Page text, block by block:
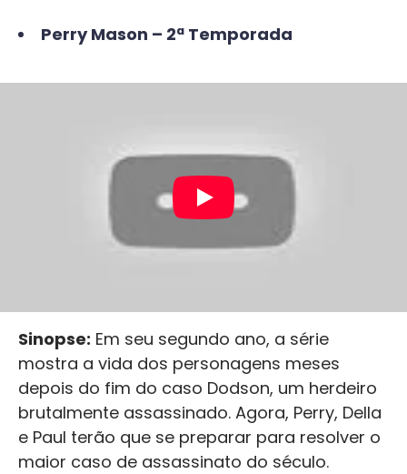
Perry Mason – 2ª Temporada
Sinopse: Em seu segundo ano, a série
mostra a vida dos personagens meses
depois do fim do caso Dodson, um herdeiro
brutalmente assassinado. Agora, Perry, Della
e Paul terão que se preparar para resolver o
maior caso de assassinato do século.